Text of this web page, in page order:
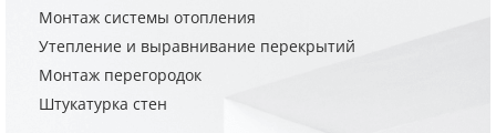
Монтаж системы отопления
Утепление и выравнивание перекрытий
Монтаж перегородок
Штукатурка стен